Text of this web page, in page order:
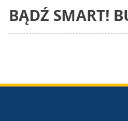
BĄDŹ SMART!